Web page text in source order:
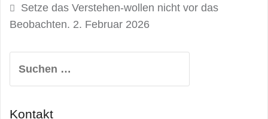
Setze das Verstehen-wollen nicht vor das
Beobachten. 2. Februar 2026
nach:
Kontakt